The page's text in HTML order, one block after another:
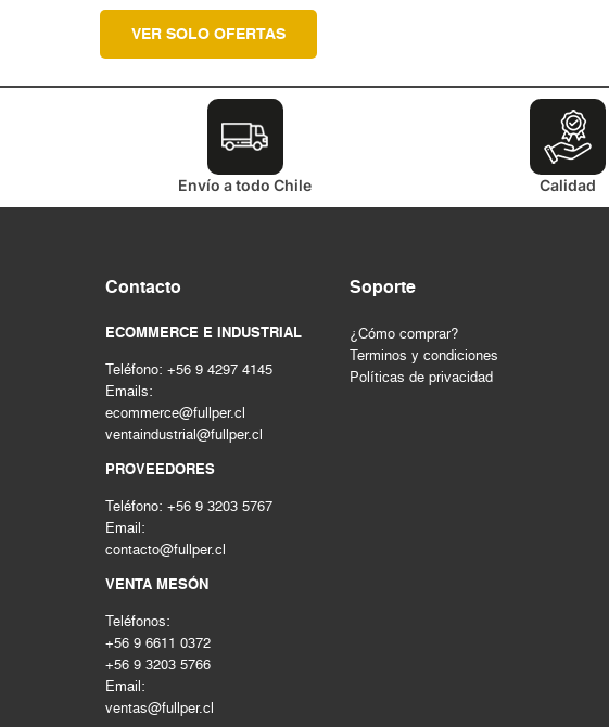
EQUIPAMIENTO TALLER Y
VULCANICACIÓN
equipos para grasa
Fitting galvanizado
HERRAMIENTAS A COMBUSTION
HERRAMIENTAS CORTE
Herramientas electricas
HERRAMIENTAS MANUALES
HERRAMIENTAS NEUMATICAS
Herramientas pintura
Hogar & construccion
MAQUINAS DE SOLDAR Y CORTE
MATERIALES PARA JUNTAS
Nacional
PERNOS Y FIJACIONES
QUIMICOS - ADHESIVOS
Seguridad
SEGURIDAD INDUSTRIAL
VER SOLO OFERTAS
Envío a todo Chile Calidad
Contacto
ECOMMERCE E INDUSTRIAL
Teléfono: +56 9 4297 4145
Emails:
ecommerce@fullper.cl
ventaindustrial@fullper.cl
PROVEEDORES
Teléfono: +56 9 3203 5767
Email:
contacto@fullper.cl
VENTA MESÓN
Teléfonos:
+56 9 6611 0372
+56 9 3203 5766
Email:
ventas@fullper.cl
Soporte
¿Cómo comprar?
Terminos y condiciones
Políticas de privacidad